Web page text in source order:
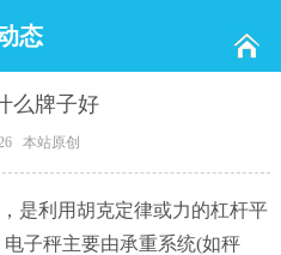
态
么牌子好
本站原创
是利用胡克定律或力的杠杆平
子秤主要由承重系统(如秤